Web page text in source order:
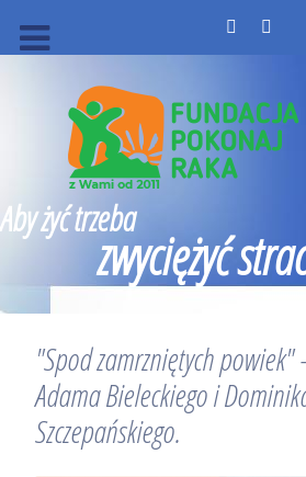
Aby żyć trzeba
zwyciężyć
"Spod zamrzniętych powiek"
Adama Bieleckiego i
Szczepańskiego.